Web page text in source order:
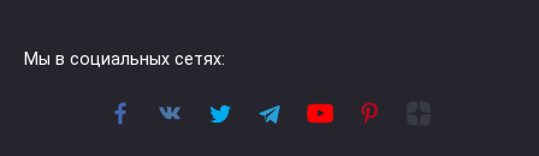
Мы в социальных сетях: